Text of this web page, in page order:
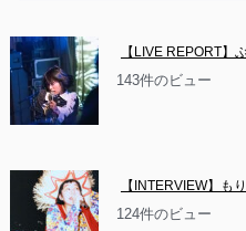
【LIVE REPORT】
143件のビュー
【INTERVIEW】も
124件のビュー